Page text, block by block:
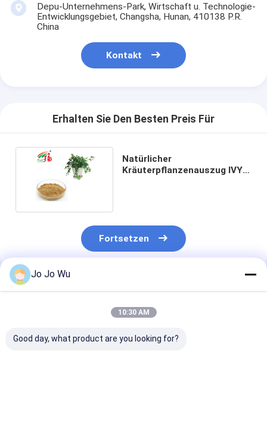
Depu-Unternehmens-Park, Wirtschaft u. Technologie-
Entwicklungsgebiet, Changsha, Hunan, 410138 P.R.
China
Kontakt
Erhalten Sie Den Besten Preis Für
Natürlicher
Kräuterpflanzenauszug IVY
Fortsetzen
Empfohlene Produkte
Jo Jo Wu
10:30 AM
Good day, what product are you looking for?